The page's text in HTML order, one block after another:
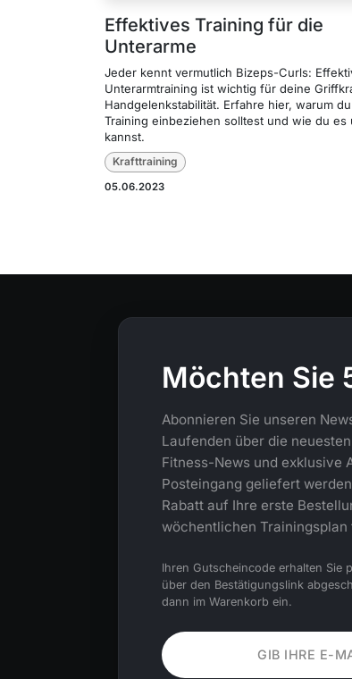
Effektives Training für die
Unterarme
Jeder kennt vermutlich Bizeps-Curls:
Unterarmtraining ist wichtig für deine
Handgelenkstabilität. Erfahre hier, warum
Training einbeziehen solltest und wie du es
kannst.
Krafttraining
05.06.2023
Möchten Sie
Abonnieren Sie unseren
Laufenden über die
Fitness-News und exklusive
Posteingang geliefert
Rabatt auf Ihre erste
wöchentlichen Trainingsplan
Ihren Gutscheincode erhalten Sie
über den Bestätigungslink
dann im Warenkorb ein.